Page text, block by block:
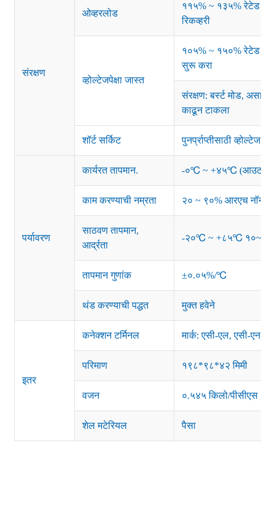
संरक्षण
ओव्हरलोड
११५% ~ १३५% रेटेड
रिकव्हरी
व्होल्टेजपेक्षा जास्त
१०५% ~ १५०% रेटेड
सुरू करा
संरक्षण: बर्स्ट मोड,
काढून टाकला
शॉर्ट सर्किट पुनर्प्राप्तीसाठी व्होल्टेज
पर्यावरण
कार्यरत तापमान. -०℃ ~ +४५℃ (आउटपुट
काम करण्याची नम्रता २० ~ ९०% आरएच नॉन-
साठवण तापमान,
आर्द्रता
-२०℃ ~ +८५℃
तापमान गुणांक ±०.०५%/℃
थंड करण्याची पद्धत मुक्त हवेने
इतर
कनेक्शन टर्मिनल मार्क: एसी-एल, एसी-एन,
परिमाण १९८*९८*४२ मिमी
वजन ०.५४५ किलो/पीसीएस
शेल मटेरियल पैसा